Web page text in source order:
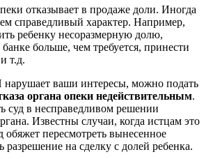
отказывает в продаже доли. Иногда
справедливый характер. Например,
ребенку несоразмерную долю,
банке больше, чем требуется, принести
т.д.
ваши интересы, можно подать
органа опеки недействительным.
суд в несправедливом решении
Известны случаи, когда истцам это
обяжет пересмотреть вынесенное
разрешение на сделку с долей ребенка.